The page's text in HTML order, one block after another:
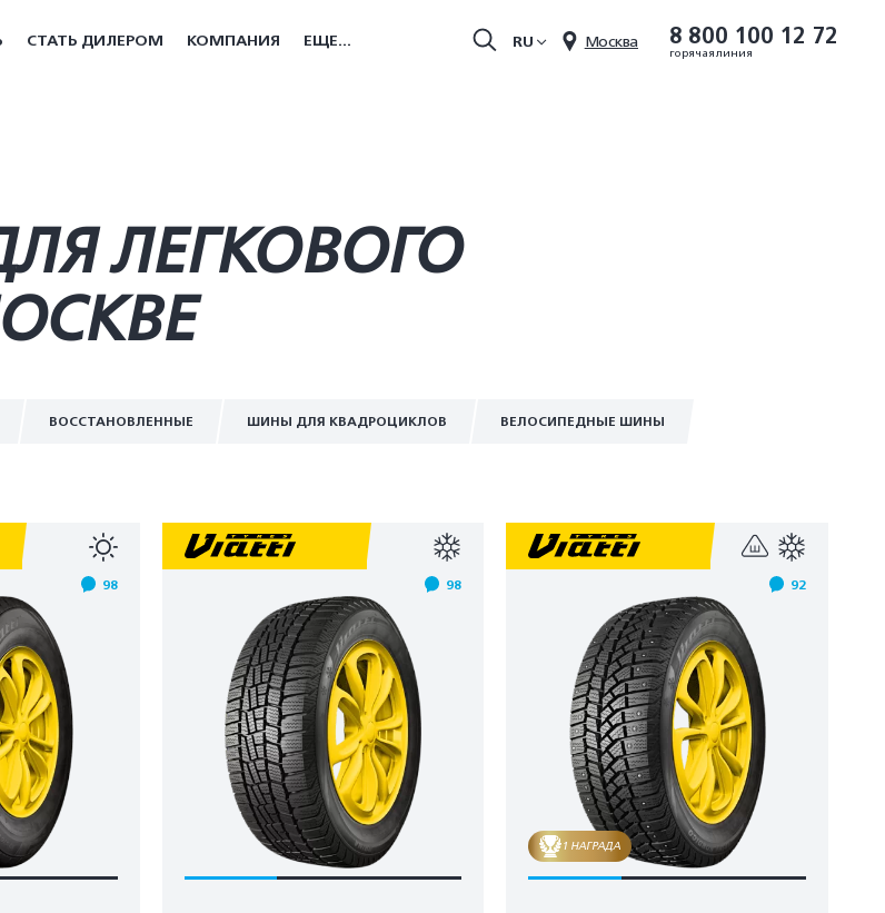
8 800 100 12 72
горячая линия
Москва
RU
СТАТЬ ДИЛЕРОМ КОМПАНИЯ ЕЩЕ...
ЛЕГКОВОГО
ВОССТАНОВЛЕННЫЕ ШИНЫ ДЛЯ КВАДРОЦИКЛОВ ВЕЛОСИПЕДНЫЕ ШИНЫ
98 98 92
1 НАГРАДА